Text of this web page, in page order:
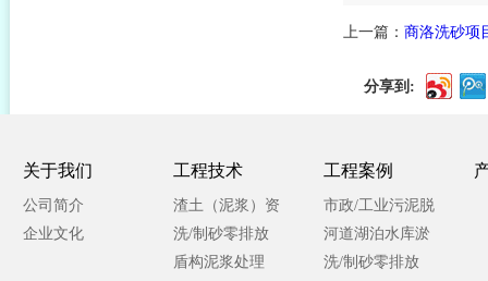
上一篇： 商洛洗砂项
分享到:
关于我们
公司简介
企业文化
工程技术
渣土（泥浆）资
源化处理
洗/制砂零排放
盾构泥浆处理
工程案例
市政/工业污泥脱
水处理
河道湖泊水库淤
泥处理
洗/制砂零排放